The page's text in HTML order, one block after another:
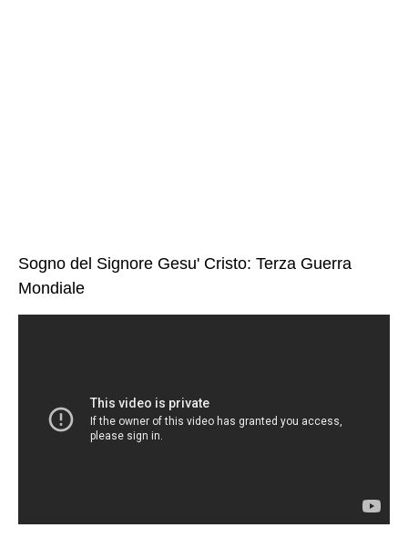
Sogno del Signore Gesu' Cristo: Terza Guerra
Mondiale